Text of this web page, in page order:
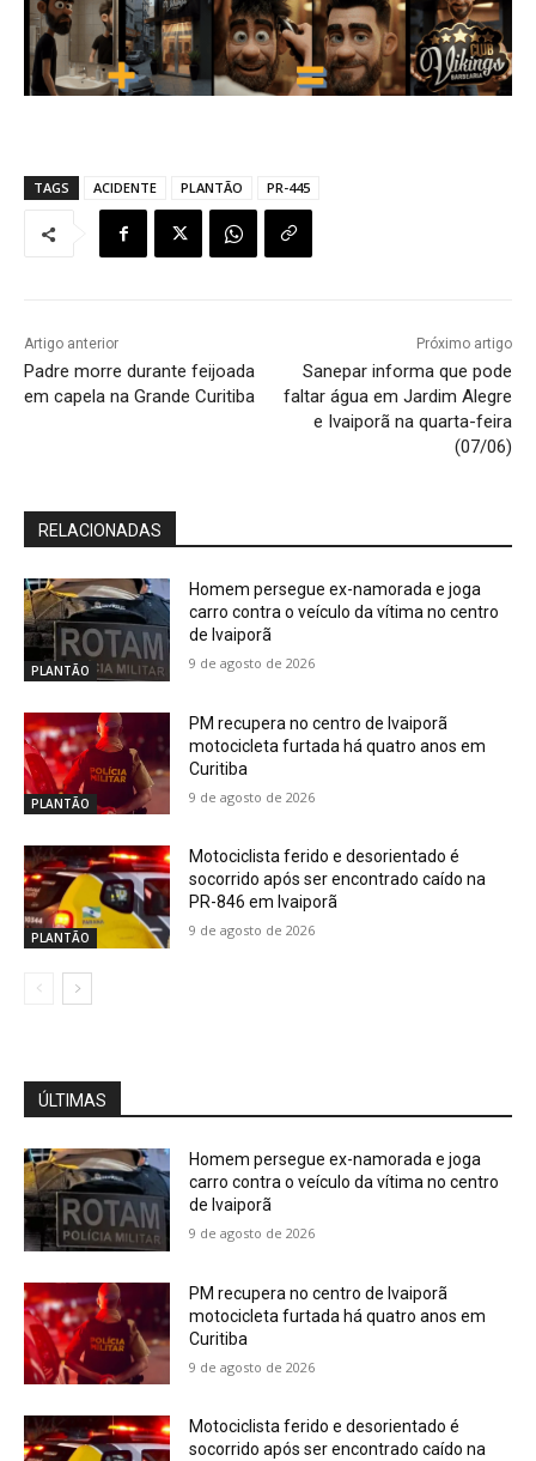
TAGS ACIDENTE PLANTÃO PR-445
Artigo anterior
Padre morre durante feijoada
em capela na Grande Curitiba
Próximo artigo
Sanepar informa que pode
faltar água em Jardim Alegre
e Ivaiporã na quarta-feira
(07/06)
RELACIONADAS
PLANTÃO
Homem persegue ex-namorada e joga
carro contra o veículo da vítima no centro
de Ivaiporã
9 de agosto de 2026
PLANTÃO
PM recupera no centro de Ivaiporã
motocicleta furtada há quatro anos em
Curitiba
9 de agosto de 2026
PLANTÃO
Motociclista ferido e desorientado é
socorrido após ser encontrado caído na
PR-846 em Ivaiporã
9 de agosto de 2026
ÚLTIMAS
Homem persegue ex-namorada e joga
carro contra o veículo da vítima no centro
de Ivaiporã
9 de agosto de 2026
PM recupera no centro de Ivaiporã
motocicleta furtada há quatro anos em
Curitiba
9 de agosto de 2026
Motociclista ferido e desorientado é
socorrido após ser encontrado caído na